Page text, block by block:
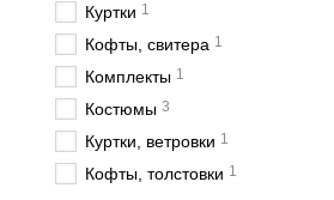
Куртки 1
Кофты, свитера 1
Комплекты 1
Костюмы 3
Куртки, ветровки 1
Кофты, толстовки 1